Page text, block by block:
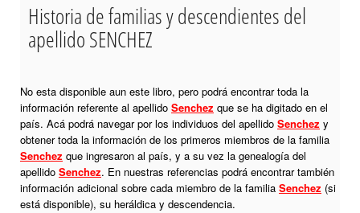
Historia de familias y descendientes del
apellido SENCHEZ
No esta disponible aun este libro, pero podrá encontrar toda la
información referente al apellido Senchez que se ha digitado en el
país. Acá podrá navegar por los individuos del apellido Senchez y
obtener toda la información de los primeros miembros de la familia
Senchez que ingresaron al país, y a su vez la genealogía del
apellido Senchez. En nuestras referencias podrá encontrar también
información adicional sobre cada miembro de la familia Senchez (si
está disponible), su heráldica y descendencia.